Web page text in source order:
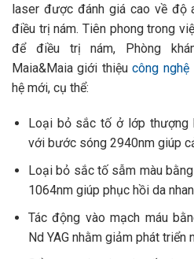
laser được đánh giá cao về độ
điều trị nám. Tiên phong trong
để điều trị nám, Phòng
Maia&Maia giới thiệucông
hệ mới, cụ thể:
Loại bỏ sắc tố ở lớp thượng
với bước sóng 2940nm giúp
Loại bỏ sắc tố sẫm màu
1064nm giúp phục hồi da
Tác động vào mạch máu
Nd YAG nhằm giảm phát triển